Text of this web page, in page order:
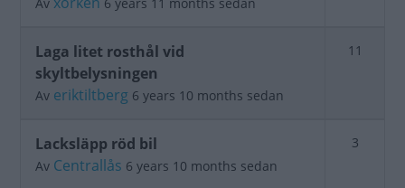
Stängt
ämne
Laga litet rosthål vid
skyltbelysningen
Av eriktiltberg 6 years 10 months sedan
11
Stängt
ämne
Lacksläpp röd bil
Av Centrallås 6 years 10 months sedan
3